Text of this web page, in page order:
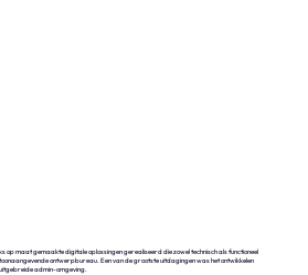
op maat gemaakte digitale oplossingen gerealiseerd die zowel technisch als functioneel
ontwerpbureau. Een van de grootste uitdagingen was het ontwikkelen
uitgebreide admin-omgeving.